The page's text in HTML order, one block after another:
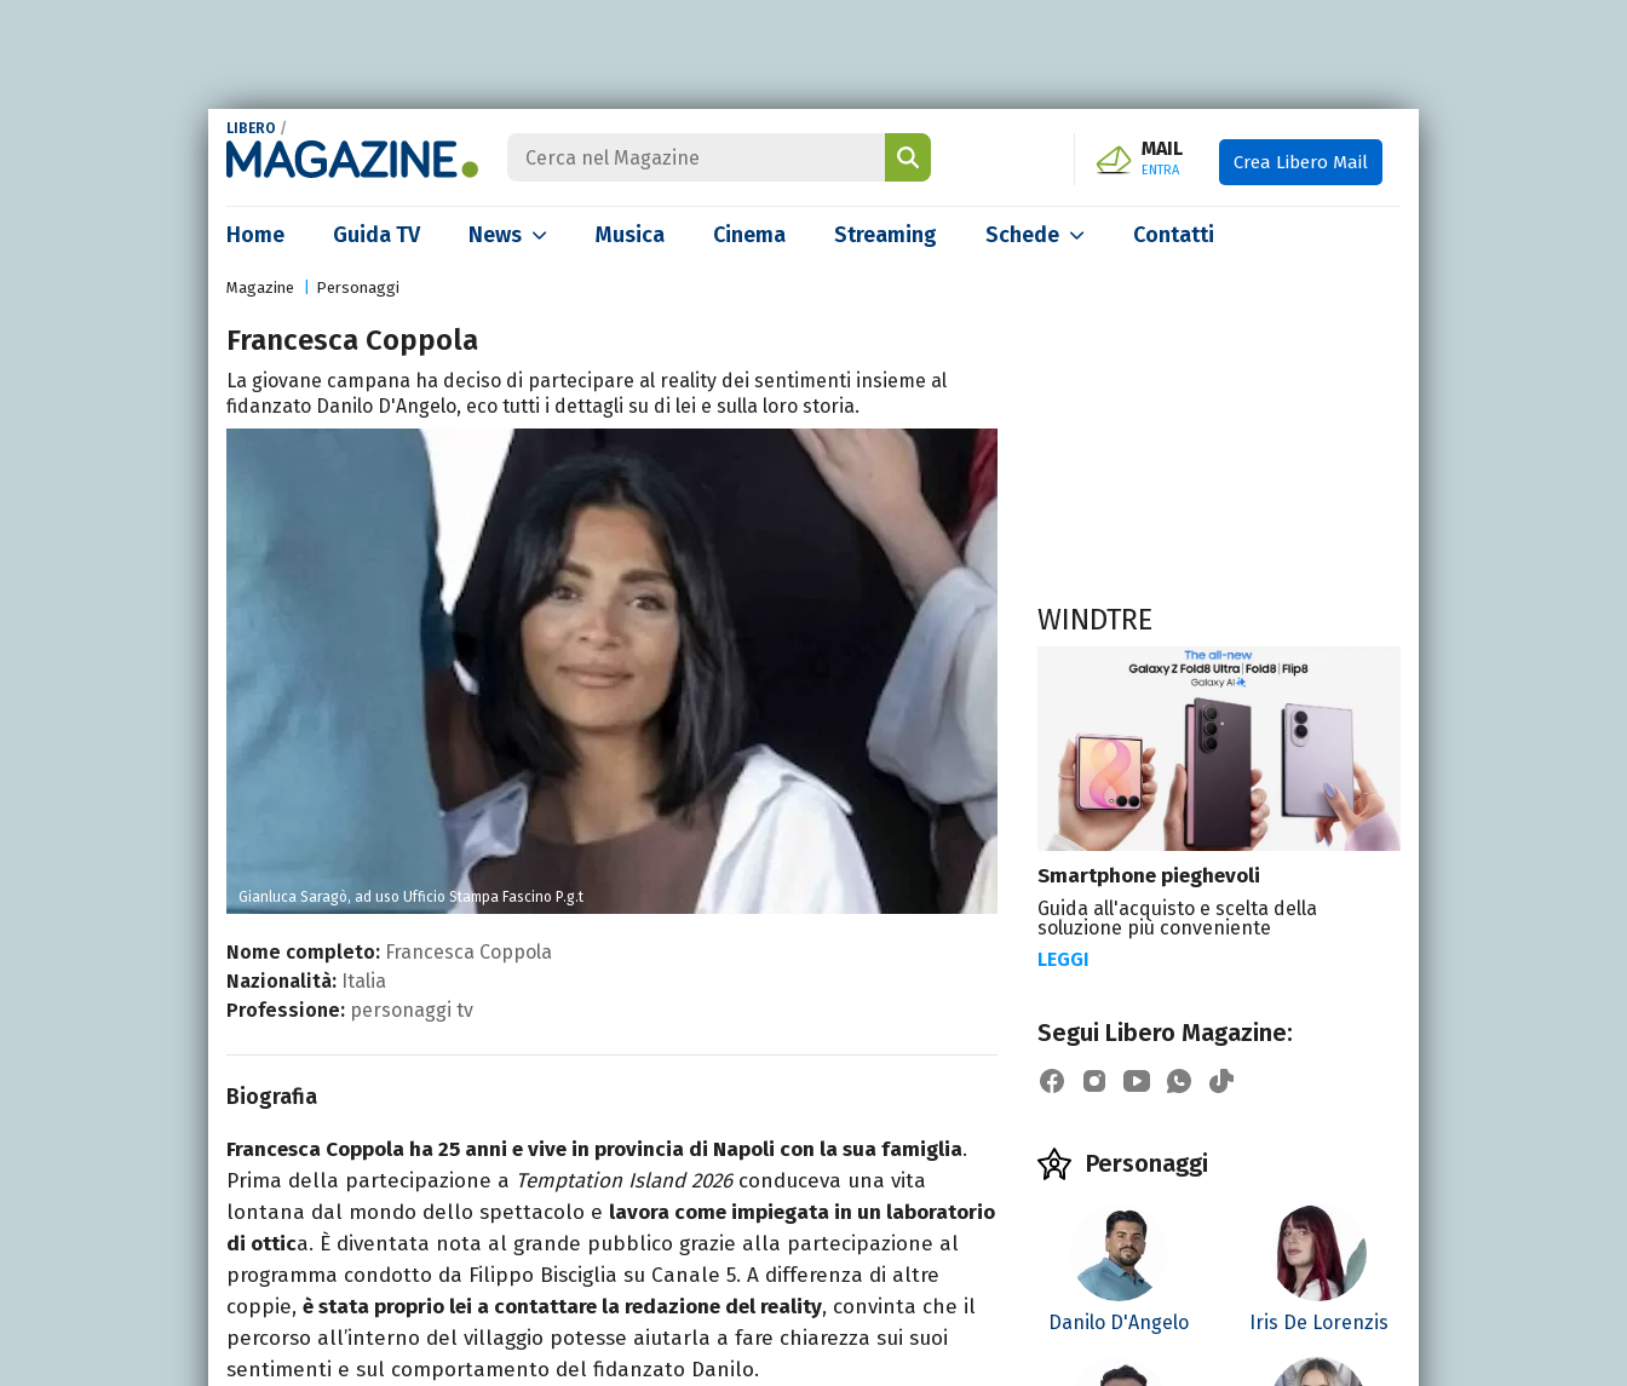
LIBERO /
MAIL
ENTRA Crea Libero Mail
Home Guida TV News Musica Cinema Streaming Schede Contatti
Magazine Personaggi
Francesca Coppola
La giovane campana ha deciso di partecipare al reality dei sentimenti insieme al
fidanzato Danilo D'Angelo, eco tutti i dettagli su di lei e sulla loro storia.
Gianluca Saragò, ad uso Ufficio Stampa Fascino P.g.t
Nome completo: Francesca Coppola
Nazionalità: Italia
Professione: personaggi tv
Biografia
Francesca Coppola ha 25 anni e vive in provincia di Napoli con la sua famiglia.
Prima della partecipazione a Temptation Island 2026conduceva una vita
lontana dal mondo dello spettacolo e lavora come impiegata in un laboratorio
di ottica. È diventata nota al grande pubblico grazie alla partecipazione al
programma condotto da Filippo Bisciglia su Canale 5. A differenza di altre
coppie, è stata proprio lei a contattare la redazione del reality, convinta che il
percorso all’interno del villaggio potesse aiutarla a fare chiarezza sui suoi
sentimenti e sul comportamento del fidanzato Danilo.
WINDTRE
Smartphone pieghevoli
Guida all'acquisto e scelta della
soluzione più conveniente
LEGGI
Segui Libero Magazine:
Personaggi
Danilo D'Angelo Iris De Lorenzis